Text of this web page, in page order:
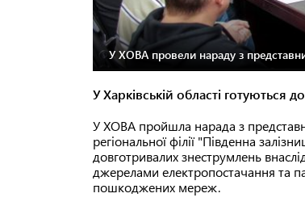
У ХОВА провели нараду з
У Харківській області готуються
У ХОВА пройшла нарада з
регіональної філії "Південна
довготривалих знеструмлень
джерелами електропостачання та
пошкоджених мереж.